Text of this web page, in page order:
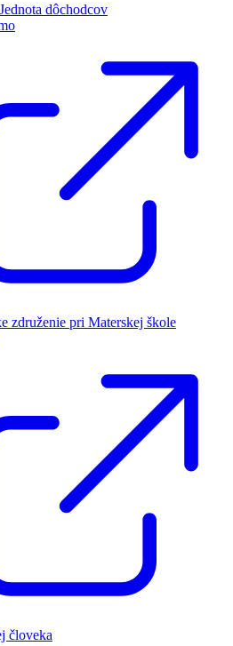
dôchodcov
združenie pri Materskej škole
človeka